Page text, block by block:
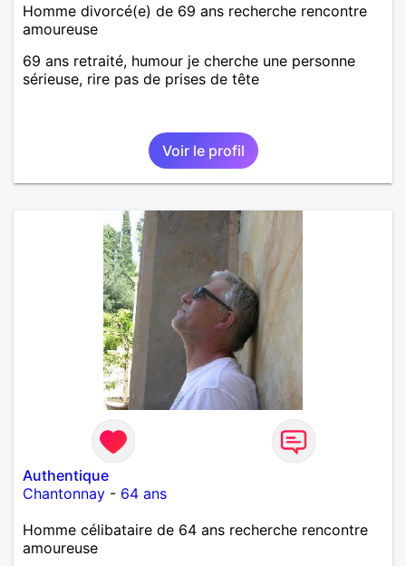
Homme divorcé(e) de 69 ans recherche rencontre
amoureuse
69 ans retraité, humour je cherche une personne
sérieuse, rire pas de prises de tête
Voir le profil
Authentique
Chantonnay - 64 ans
Homme célibataire de 64 ans recherche rencontre
amoureuse